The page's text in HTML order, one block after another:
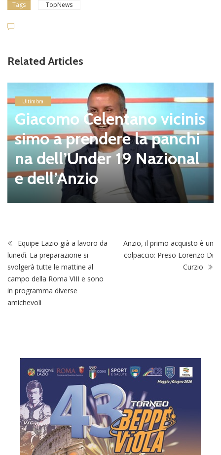
Tags TopNews
Related Articles
Ultim'ora
Giacomo Celentano vicinis
simo a prendere la panchi
na dell’Under 19 Nazional
e dell’Anzio
Equipe Lazio già a lavoro da
lunedì. La preparazione si
svolgerà tutte le mattine al
campo della Roma VIII e sono
in programma diverse
amichevoli
Anzio, il primo acquisto è un
colpaccio: Preso Lorenzo Di
Curzio